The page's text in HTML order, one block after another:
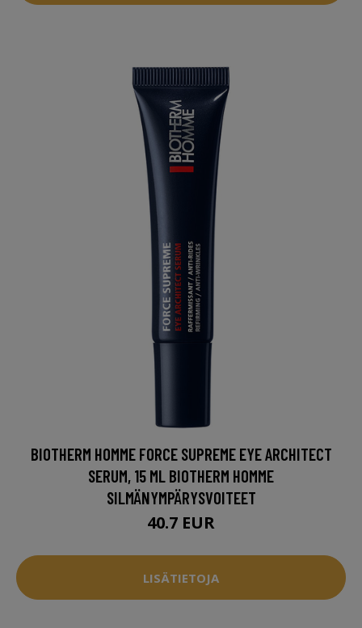
BIOTHERM HOMME FORCE SUPREME EYE ARCHITECT
SERUM, 15 ML BIOTHERM HOMME
SILMÄNYMPÄRYSVOITEET
40.7 EUR
LISÄTIETOJA